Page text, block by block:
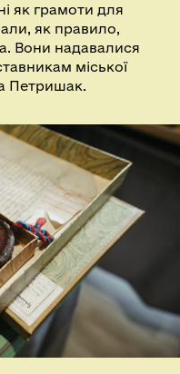
як грамоти для
як правило,
Вони надавалися
міської
Петришак.